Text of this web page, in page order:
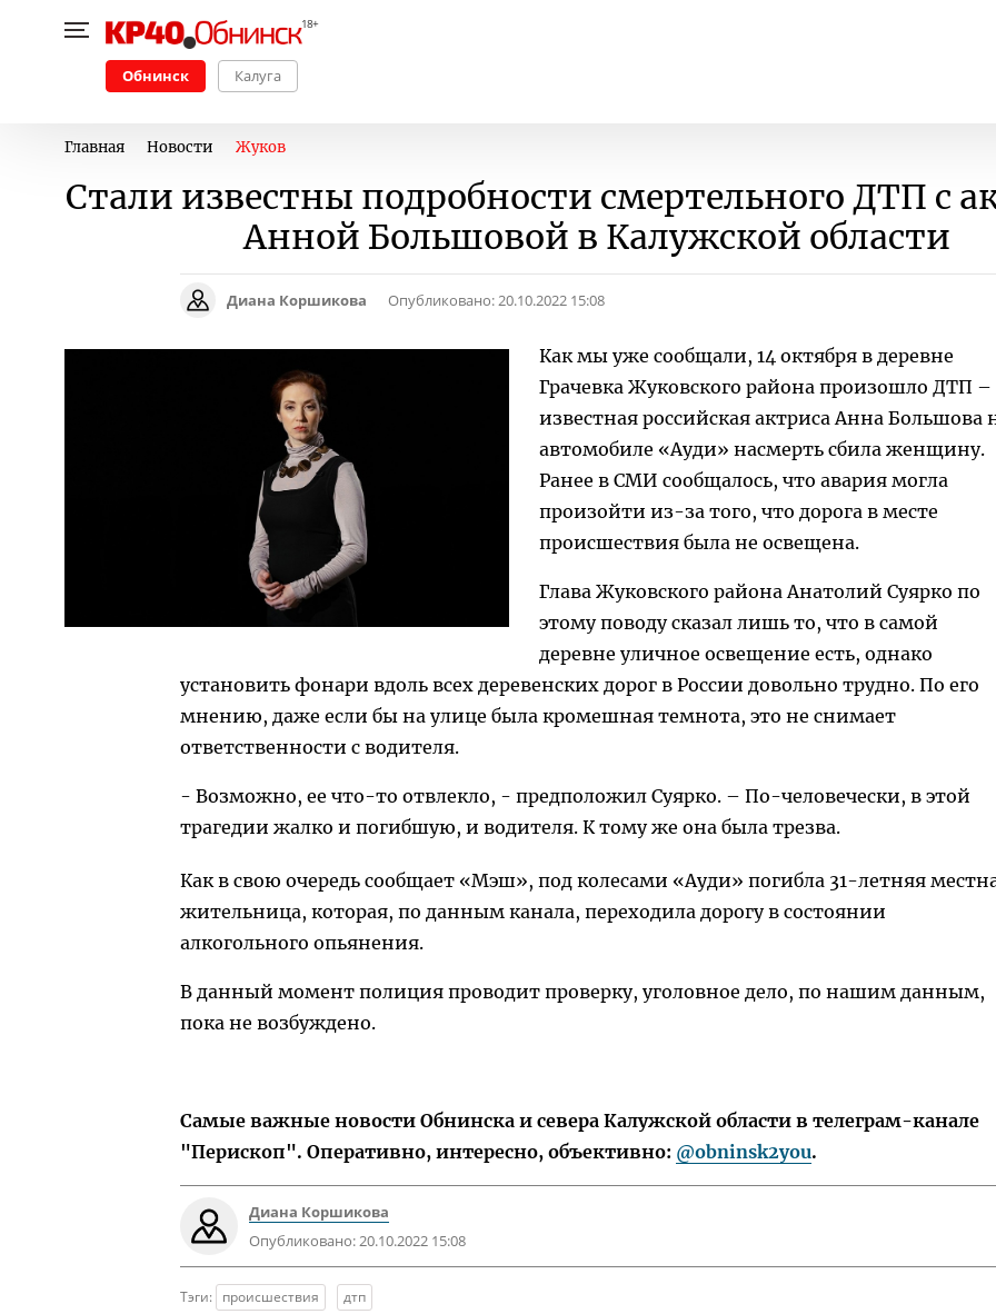
Обнинск Калуга
Главная Новости Жуков
Стали известны подробности смертельного ДТП с
Анной Большовой в Калужской области
Диана Коршикова Опубликовано:20.10.2022 15:08
Как мы уже сообщали, 14 октября в деревне
Грачевка Жуковского района произошло ДТП –
известная российская актриса Анна Большова
автомобиле «Ауди» насмерть сбила женщину.
Ранее в СМИ сообщалось, что авария могла
произойти из-за того, что дорога в месте
происшествия была не освещена.
Глава Жуковского района Анатолий Суярко по
этому поводу сказал лишь то, что в самой
деревне уличное освещение есть, однако
установить фонари вдоль всех деревенских дорог в России довольно трудно. По его
мнению, даже если бы на улице была кромешная темнота, это не снимает
ответственности с водителя.
- Возможно, ее что-то отвлекло, - предположил Суярко. – По-человечески, в этой
трагедии жалко и погибшую, и водителя. К тому же она была трезва.
Как в свою очередь сообщает «Мэш», под колесами «Ауди» погибла 31-летняя
жительница, которая, по данным канала, переходила дорогу в состоянии
алкогольного опьянения.
В данный момент полиция проводит проверку, уголовное дело, по нашим данным,
пока не возбуждено.
Самые важные новости Обнинска и севера Калужской области в телеграм-канале
"Перископ". Оперативно, интересно, объективно: @obninsk2you.
Диана Коршикова
Опубликовано:20.10.2022 15:08
Тэги: происшествия дтп